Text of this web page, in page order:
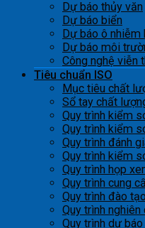
Dự báo thủy văn
Dự báo biển
Dự báo ô nhiễm
Dự báo môi
Công nghệ viễn
Tiêu chuẩn ISO
Mục tiêu chất
Sổ tay chất
Quy trình kiểm
Quy trình kiểm
Quy trình đánh
Quy trình kiểm
Quy trình họp
Quy trình cung
Quy trình đào
Quy trình
Quy trình dự